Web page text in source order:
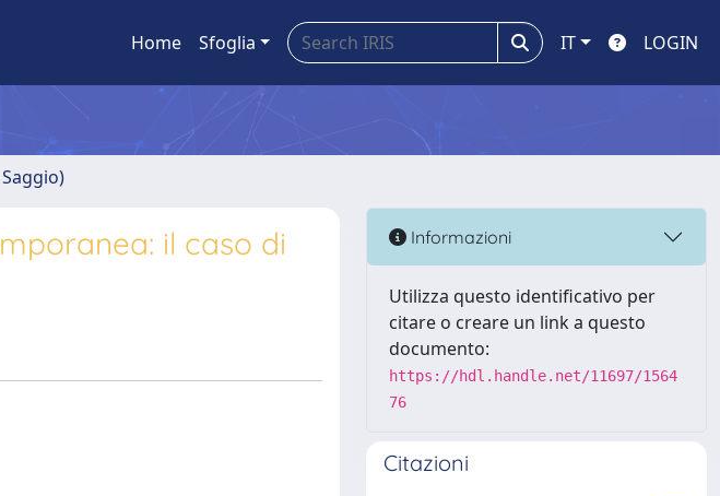
Home Sfoglia IT LOGIN
il caso di
Informazioni
Utilizza questo identificativo per
citare o creare un link a questo
documento:
https://hdl.handle.net/11697/1564
76
Citazioni